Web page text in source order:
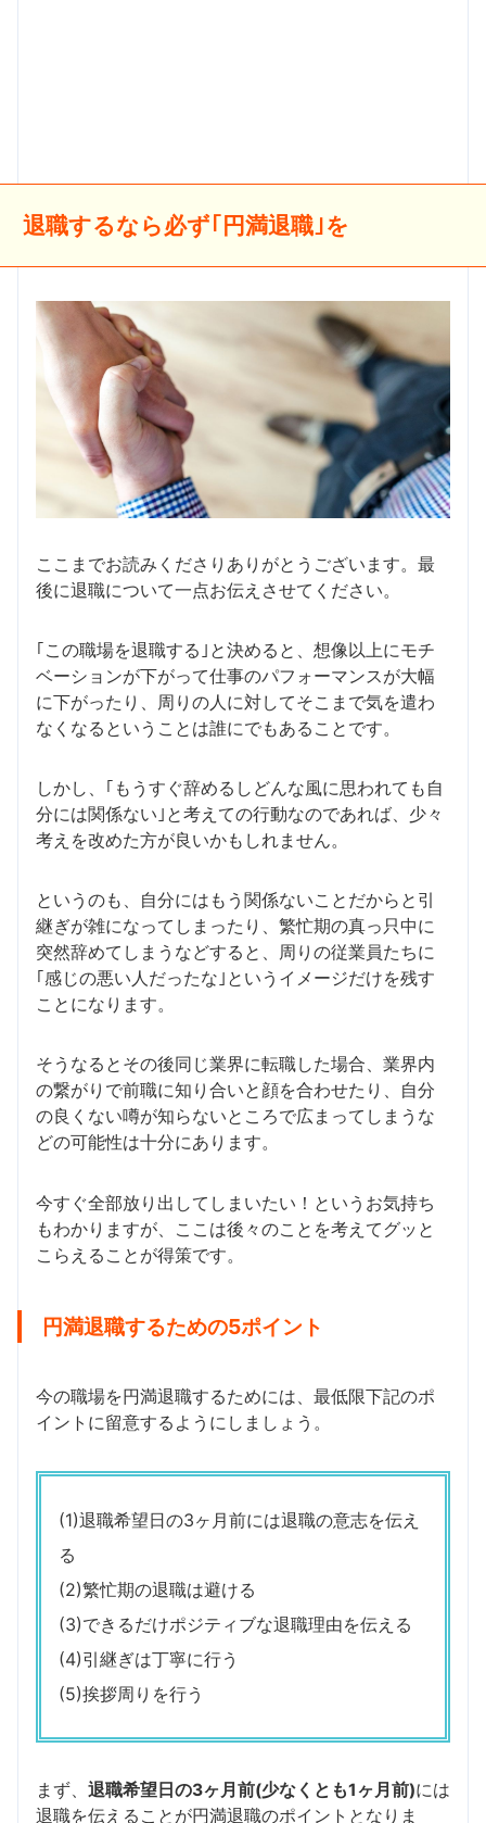
退職するなら必ず｢円満退職｣を
ここまでお読みくださりありがとうございます。最
後に退職について一点お伝えさせてください。
｢この職場を退職する｣と決めると、想像以上にモチ
ベーションが下がって仕事のパフォーマンスが大幅
に下がったり、周りの人に対してそこまで気を遣わ
なくなるということは誰にでもあることです。
しかし、｢もうすぐ辞めるしどんな風に思われても自
分には関係ない｣と考えての行動なのであれば、少々
考えを改めた方が良いかもしれません。
というのも、自分にはもう関係ないことだからと引
継ぎが雑になってしまったり、繁忙期の真っ只中に
突然辞めてしまうなどすると、周りの従業員たちに
｢感じの悪い人だったな｣というイメージだけを残す
ことになります。
そうなるとその後同じ業界に転職した場合、業界内
の繋がりで前職に知り合いと顔を合わせたり、自分
の良くない噂が知らないところで広まってしまうな
どの可能性は十分にあります。
今すぐ全部放り出してしまいたい！というお気持ち
もわかりますが、ここは後々のことを考えてグッと
こらえることが得策です。
円満退職するための5ポイント
今の職場を円満退職するためには、最低限下記のポ
イントに留意するようにしましょう。
(1)退職希望日の3ヶ月前には退職の意志を伝え
る
(2)繁忙期の退職は避ける
(3)できるだけポジティブな退職理由を伝える
(4)引継ぎは丁寧に行う
(5)挨拶周りを行う
まず、 退職希望日の3ヶ月前(少なくとも1ヶ月前)には
退職を伝えることが円満退職のポイントとなりま